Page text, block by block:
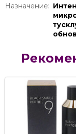
Назначение: